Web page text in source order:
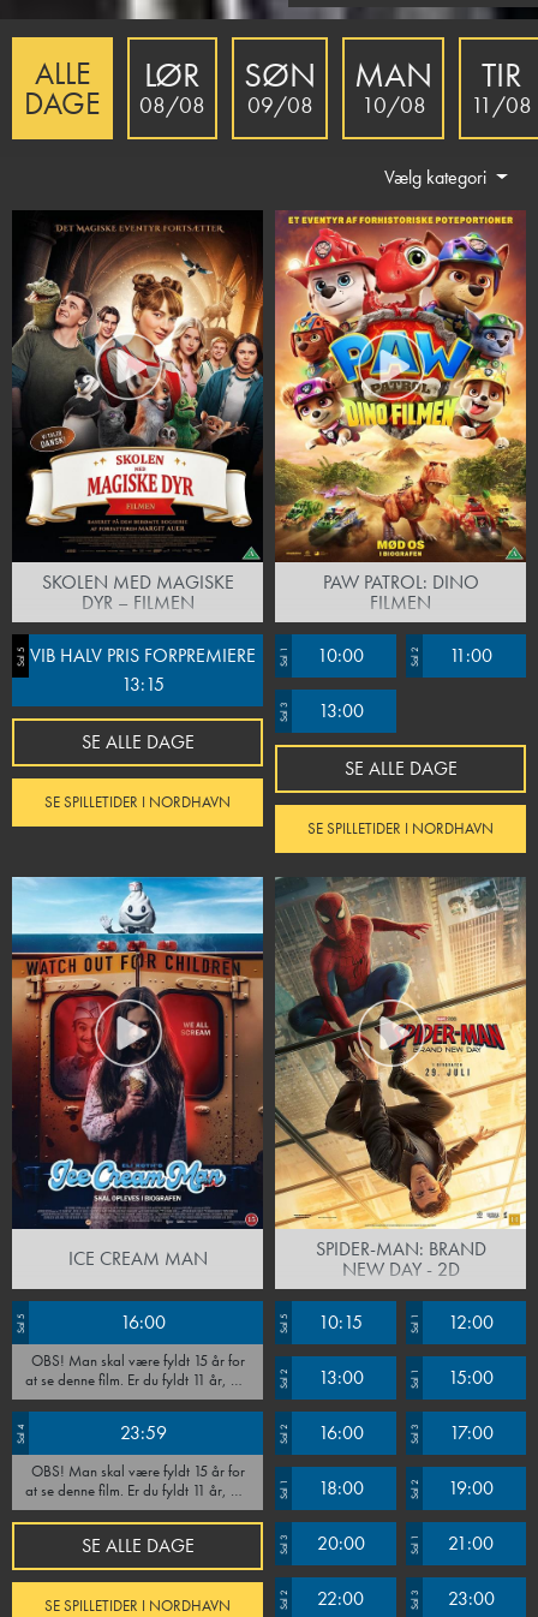
ALLE
DAGE
LØR
08/08
SØN
09/08
MAN
10/08
TIR
11/08
Vælg kategori
SKOLEN MED MAGISKE
DYR – FILMEN
Sal 5 VIB HALV PRIS FORPREMIERE
13:15
SE ALLE DAGE
SE SPILLETIDER I NORDHAVN
PAW PATROL: DINO
FILMEN
Sal 1 10:00 Sal 2 11:00
Sal 3 13:00
SE ALLE DAGE
SE SPILLETIDER I NORDHAVN
ICE CREAM MAN
Sal 5 16:00
OBS! Man skal være fyldt 15 år for
at se denne film. Er du fyldt 11 år, må
du gerne se filmen ifølge med en
voksen som skal være til stede under
hele forestillingen. Vi forbeholder os
retten til at afvise alle, som ikke kan
fremvise ID.
Sal 4 23:59
OBS! Man skal være fyldt 15 år for
at se denne film. Er du fyldt 11 år, må
du gerne se filmen ifølge med en
voksen som skal være til stede under
hele forestillingen. Vi forbeholder os
retten til at afvise alle, som ikke kan
fremvise ID.
SE ALLE DAGE
SE SPILLETIDER I NORDHAVN
SPIDER-MAN: BRAND
NEW DAY - 2D
Sal 5 10:15 Sal 1 12:00
Sal 2 13:00 Sal 1 15:00
Sal 2 16:00 Sal 3 17:00
Sal 1 18:00 Sal 2 19:00
Sal 3 20:00 Sal 1 21:00
Sal 2 22:00 Sal 3 23:00